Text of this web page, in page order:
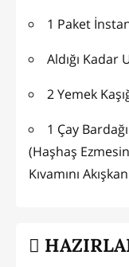
1 Paket
Aldığı Kadar
2 Yemek
1 Çay
(Haşhaş
Kıvamını